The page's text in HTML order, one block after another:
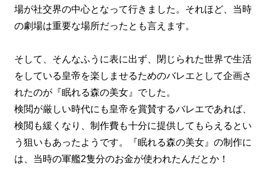
場が社交界の中心となって行きました。それほど、当時
の劇場は重要な場所だったとも言えます。
そして、そんなふうに表に出ず、閉じられた世界で生活
をしている皇帝を楽しませるためのバレエとして企画さ
れたのが『眠れる森の美女』でした。
検閲が厳しい時代にも皇帝を賞賛するバレエであれば、
検閲も緩くなり、制作費も十分に提供してもらえるとい
う狙いもあったようです。『眠れる森の美女』の制作に
は、当時の軍艦2隻分のお金が使われたんだとか！